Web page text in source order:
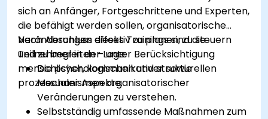
sich an Anfänger, Fortgeschrittene und Experten,
die befähigt werden sollen, organisatorische
Veränderungen effektiv zu planen, zu steuern
und zu begleiten – unter Berücksichtigung
menschlicher, kommunikativer sowie
prozessualer Aspekte.
Nach Abschluss dieses Trainings sind die
Teilnehmer in der Lage:
Die psychologischen und strukturellen
Mechanismen organisatorischer
Veränderungen zu verstehen.
Selbstständig umfassende Maßnahmen zum